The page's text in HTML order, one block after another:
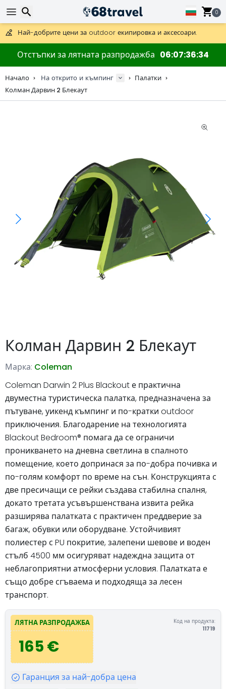
0
Предлага се и DHL Express за една нощ.
30 дни за връщане, 90 дни за дървени карти и декорации.
Най-добрите цени за outdoor екипировка и аксесоари.
Отстъпки за лятната разпродажба 06 07 36 34
Начало На открито и къмпинг
Палатки
Колман Дарвин 2 Блекаут
Колман Дарвин 2 Блекаут
Марка: Coleman
Coleman Darwin 2 Plus Blackout е практична
двуместна туристическа палатка, предназначена за
пътуване, уикенд къмпинг и по-кратки outdoor
приключения. Благодарение на технологията
Blackout Bedroom® помага да се ограничи
проникването на дневна светлина в спалното
помещение, което допринася за по-добра почивка и
по-голям комфорт по време на сън. Конструкцията с
две пресичащи се рейки създава стабилна спалня,
докато третата усъвършенствана извита рейка
разширява палатката с практичен преддверие за
багаж, обувки или оборудване. Устойчивият
полиестер с PU покритие, залепени шевове и воден
стълб 4500 мм осигуряват надеждна защита от
неблагоприятни атмосферни условия. Палатката е
също добре сгъваема и подходяща за лесен
транспорт.
ЛЯТНА РАЗПРОДАЖБА
165 €
Код на продукта:
11719
Гаранция за най-добра цена
Търсене